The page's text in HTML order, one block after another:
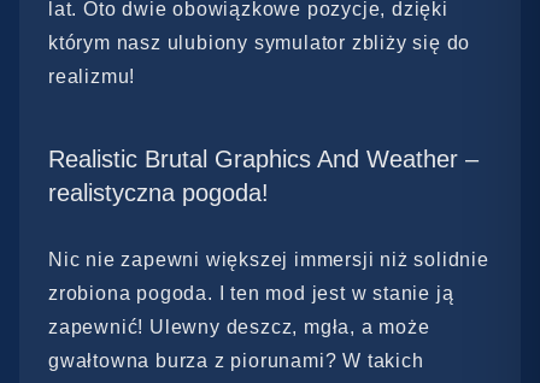
lat. Oto dwie obowiązkowe pozycje, dzięki
którym nasz ulubiony symulator zbliży się do
realizmu!
Realistic Brutal Graphics And Weather –
realistyczna pogoda!
Nic nie zapewni większej immersji niż solidnie
zrobiona pogoda. I ten mod jest w stanie ją
zapewnić! Ulewny deszcz, mgła, a może
gwałtowna burza z piorunami? W takich